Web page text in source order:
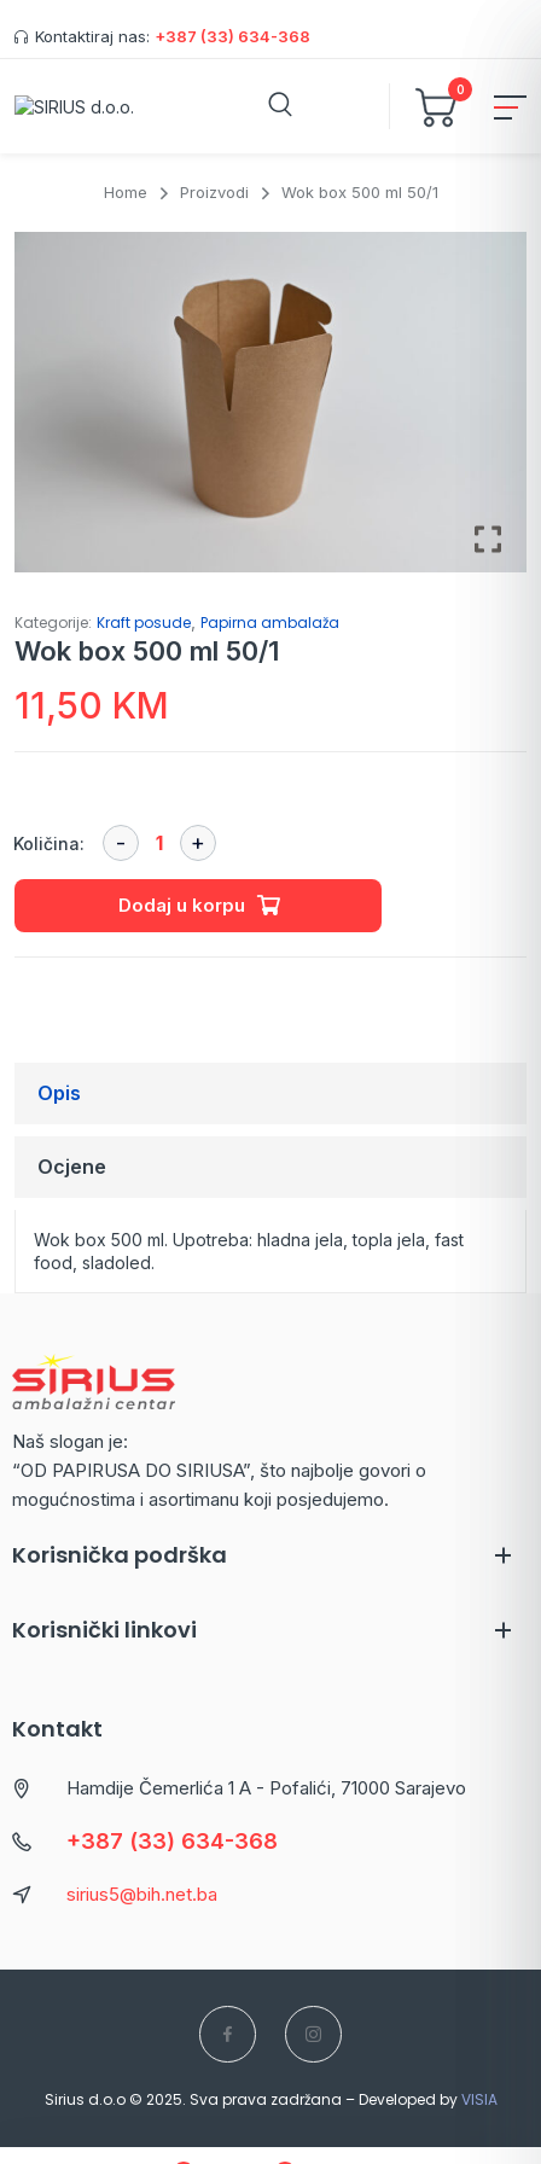
Kontaktiraj nas: +387 (33) 634-368
0
Home Proizvodi Wok box 500 ml 50/1
Kategorije: Kraft posude Papirna ambalaža
Wok box 500 ml 50/1
11,50 KM
Količina:
Dodaj u korpu
Opis
Ocjene
Wok box 500 ml. Upotreba: hladna jela, topla jela, fast
food, sladoled.
Naš slogan je:
“OD PAPIRUSA DO SIRIUSA”, što najbolje govori o
mogućnostima i asortimanu koji posjedujemo.
Korisnička podrška
Korisnički linkovi
Kontakt
Hamdije Čemerlića 1 A - Pofalići, 71000 Sarajevo
+387 (33) 634-368
sirius5@bih.net.ba
Sirius d.o.o © 2025. Sva prava zadržana – Developed byVISIA